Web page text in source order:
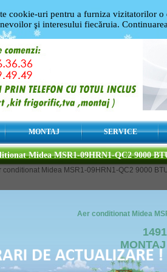
cookie-uri pentru a furniza vizitatorilor
nevoilor şi interesului fiecăruia.
MONTAJ SERVICE
Midea MSR1-09HRN1-QC2 9000
conditionat Midea MSR1-09HRN1-QC2 9000
Aer conditionat Midea